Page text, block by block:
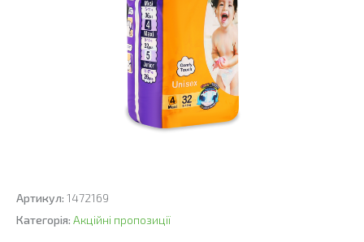
Артикул: 1472169
Категорія: Акційні пропозиції